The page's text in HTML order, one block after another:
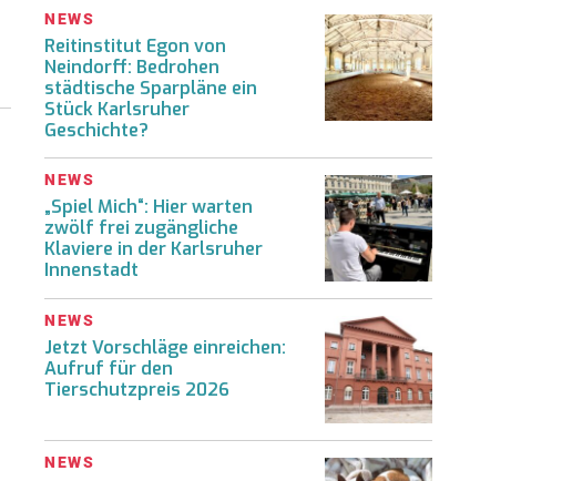
NEWS
Reitinstitut Egon von
Neindorff: Bedrohen
städtische Sparpläne ein
Stück Karlsruher
Geschichte?
NEWS
„Spiel Mich“: Hier warten
zwölf frei zugängliche
Klaviere in der Karlsruher
Innenstadt
NEWS
Jetzt Vorschläge einreichen:
Aufruf für den
Tierschutzpreis 2026
NEWS